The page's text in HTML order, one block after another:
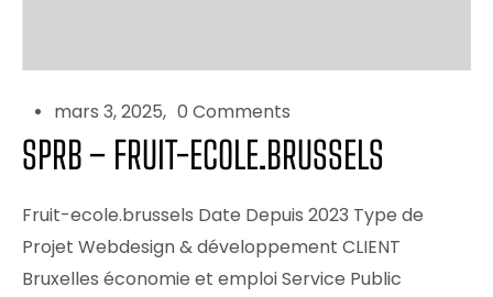
mars 3, 2025 0 Comments
SPRB – FRUIT-ECOLE.BRUSSELS
Fruit-ecole.brussels Date Depuis 2023 Type de
Projet Webdesign & développement CLIENT
Bruxelles économie et emploi Service Public